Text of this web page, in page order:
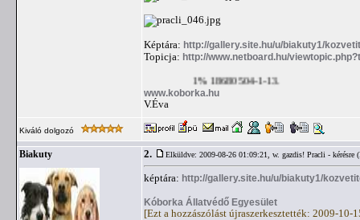
Képtára: http://gallery.site.hu/u/biakuty1/
Topicja: http://www.netboard.hu/
1% 18680504-1-13.
www.koborka.hu
V.Éva
Kiváló dolgozó
Biakuty 2. Elküldve: 2009-08-26 01:09:21, w. gazdis! Pracli - kérésre
képtára: http://gallery.site.hu/u/biakuty1/
Kóborka Állatvédő Egyesület
[Ezt a hozzászólást újraszerkesztették: 2009-10-